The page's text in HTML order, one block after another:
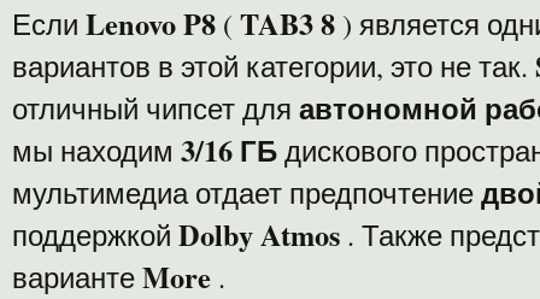
Если Lenovo P8 (TAB3 8 ) является
вариантов в этой категории, это не так.
отличный чипсет для автономной
мы находим 3/16 ГБдискового
мультимедиа отдает предпочтение
поддержкой Dolby Atmos . Также
вариантеMore .